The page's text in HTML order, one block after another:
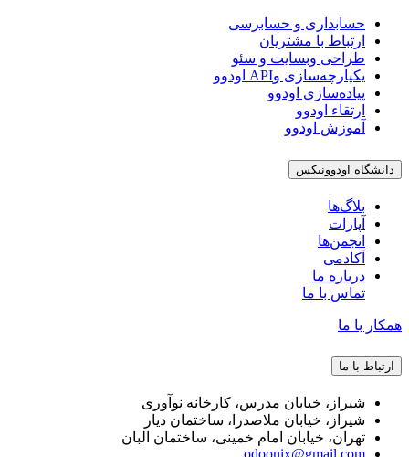
حسابداری و حسابرسی
ارتباط با مشتریان
طراحی وبسایت و سئو
یکپارچه‌سازی وAPI اودوو
پیاده‌سازی اودوو
ارتقاء اودوو
آموزش اودوو
دانشگاه اودوونیکس
بلاگ‌ها
آپارات
انجمن‌ها
آکادمی
درباره ما
تماس با ما
همکار با ما
ارتباط با ما
شیراز، خیابان مدرس، کارخانه نوآوری
شیراز، خیابان ملاصدرا، ساختمان دیار
تهران، خیابان امام خمینی، ساختمان البان